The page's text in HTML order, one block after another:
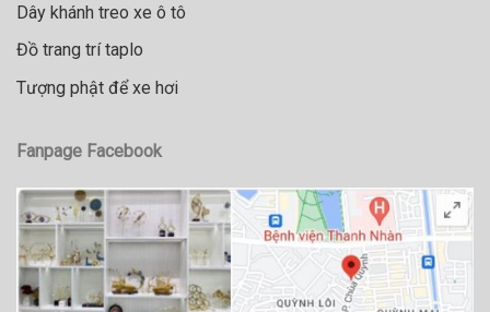
Dây khánh treo xe ô tô
Đồ trang trí taplo
Tượng phật để xe hơi
Fanpage Facebook